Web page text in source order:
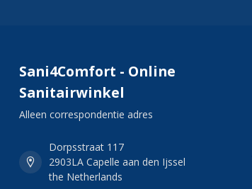
Sani4Comfort - Online
Sanitairwinkel
Alleen correspondentie adres
Dorpsstraat 117
2903LA Capelle aan den Ijssel
the Netherlands